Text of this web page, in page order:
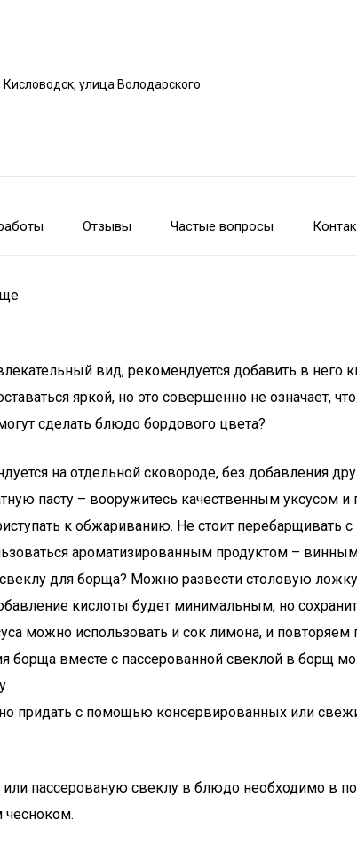
улица Володарского
Отзывы Частые вопросы
вид, рекомендуется добавить в него
яркой, но это совершенно не означает,
сделать блюдо бордового цвета?
на отдельной сковороде, без добавления
пасту – вооружитесь качественным
к обжариванию. Не стоит
ароматизированным продуктом –
для борща? Можно развести столовую
кислоты будет минимальным, но
можно использовать и сок лимона, и
борща вместе с пассерованной свеклой в борщ
придать с помощью консервированных или
пассерованую свеклу в блюдо необходимо в